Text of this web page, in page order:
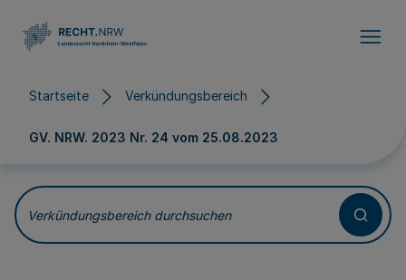
Startseite Verkündungsbereich
GV. NRW. 2023 Nr. 24 vom 25.08.2023
Verkündungsbereich durchsuchen